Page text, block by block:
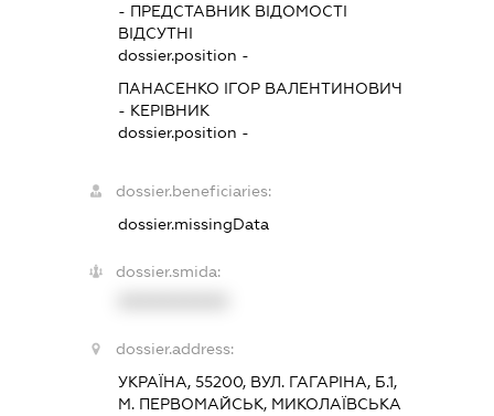
- ПРЕДСТАВНИК ВІДОМОСТІ
ВІДСУТНІ
dossier.position -
ПАНАСЕНКО ІГОР ВАЛЕНТИНОВИЧ
- КЕРІВНИК
dossier.position -
dossier.beneficiaries:
dossier.missingData
dossier.smida:
dossier.address:
УКРАЇНА, 55200, ВУЛ. ГАГАРІНА, Б.1,
М. ПЕРВОМАЙСЬК, МИКОЛАЇВСЬКА